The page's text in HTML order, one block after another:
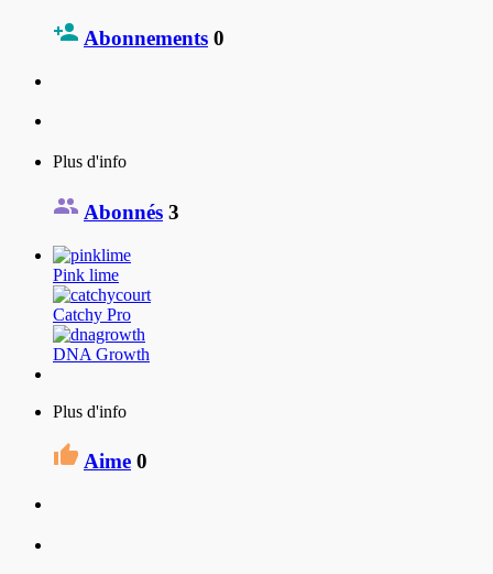
Abonnements 0
Plus d'info
Abonnés 3
Pink lime
Catchy Pro
DNA Growth
Plus d'info
Aime 0